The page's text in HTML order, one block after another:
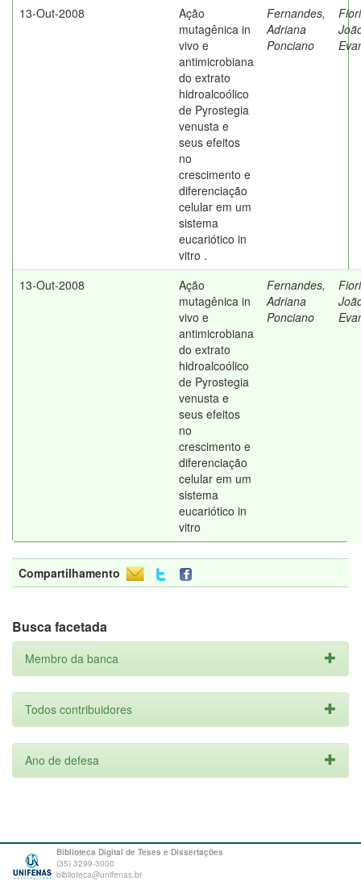
13-Out-2008
Ação
mutagênica in
vivo e
antimicrobiana
do extrato
hidroalcoólico
de Pyrostegia
venusta e
seus efeitos
no
crescimento e
diferenciação
celular em um
sistema
eucariótico in
vitro .
Fernandes,
Adriana
Ponciano
13-Out-2008
Ação
mutagênica in
vivo e
antimicrobiana
do extrato
hidroalcoólico
de Pyrostegia
venusta e
seus efeitos
no
crescimento e
diferenciação
celular em um
sistema
eucariótico in
vitro
Fernandes,
Adriana
Ponciano
Compartilhamento
Busca facetada
Membro da banca
Todos contribuidores
Ano de defesa
Biblioteca Digital de Teses e Dissertações
(35) 3299-3000
biblioteca@unifenas.br